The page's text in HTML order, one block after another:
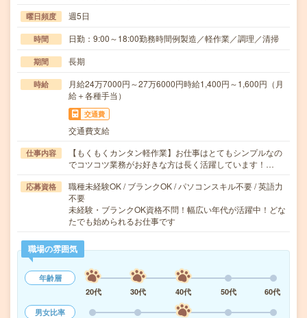
曜日頻度 週5日
時間 日勤：9:00～18:00勤務時間例製造／軽作業／調理／清掃
期間 長期
時給
月給24万7000円～27万6000円時給1,400円～1,600円（月
給＋各種手当）
交通費
交通費支給
仕事内容
【もくもくカンタン軽作業】お仕事はとてもシンプルなの
でコツコツ業務がお好きな方は長く活躍しています！…
応募資格
職種未経験OK / ブランクOK / パソコンスキル不要 / 英語力
不要
未経験・ブランクOK資格不問！幅広い年代が活躍中！どな
たでも始められるお仕事です
職場の雰囲気
年齢層
20代
30代 40代 50代
60代
男女比率